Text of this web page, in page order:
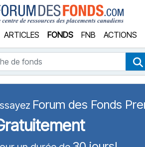
ARTICLES FONDS FNB ACTIONS
de fonds
Forum des Fonds